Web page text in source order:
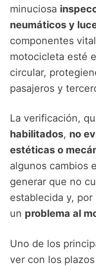
minuciosa
neumáticos y
componentes
motocicleta esté
circular,
pasajeros y
La verificación,
habilitados, no
estéticas o
algunos cambios
generar que no
establecida y,
un problema al
Uno de los
ver con los